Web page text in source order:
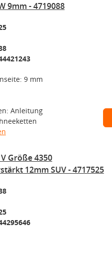
9mm - 4719088
9 mm
Anleitung
Größe 4350
12mm SUV - 4717525